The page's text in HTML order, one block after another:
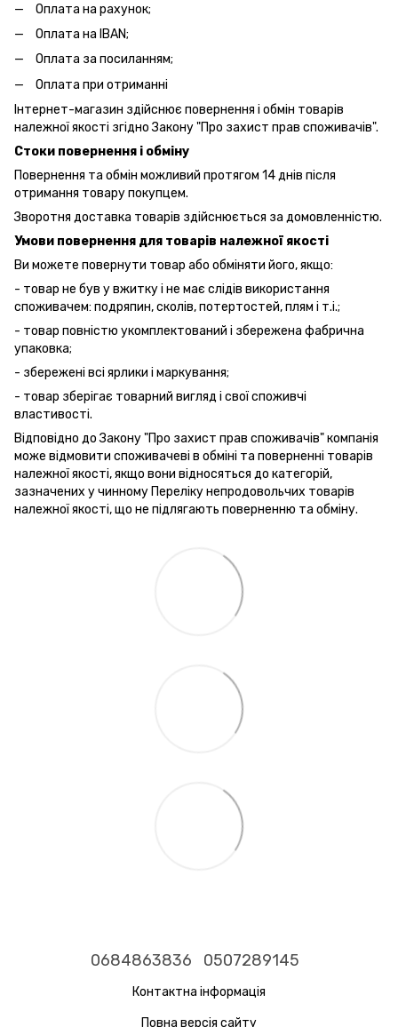
Оплата на рахунок;
Оплата на IBAN;
Оплата за посиланням;
Оплата при отриманні
Інтернет-магазин здійснює повернення і обмін товарів
належної якості згідно Закону "Про захист прав споживачів".
Стоки повернення і обміну
Повернення та обмін можливий протягом 14 днів після
отримання товару покупцем.
Зворотня доставка товарів здійснюється за домовленністю.
Умови повернення для товарів належної якості
Ви можете повернути товар або обміняти його, якщо:
- товар не був у вжитку і не має слідів використання
споживачем: подряпин, сколів, потертостей, плям і т.і.;
- товар повністю укомплектований і збережена фабрична
упаковка;
- збережені всі ярлики і маркування;
- товар зберігає товарний вигляд і свої споживчі
властивості.
Відповідно до Закону "Про захист прав споживачів" компанія
може відмовити споживачеві в обміні та поверненні товарів
належної якості, якщо вони відносяться до категорій,
зазначених у чинному Переліку непродовольчих товарів
належної якості, що не підлягають поверненню та обміну.
0684863836 0507289145
Контактна інформація
Повна версія сайту